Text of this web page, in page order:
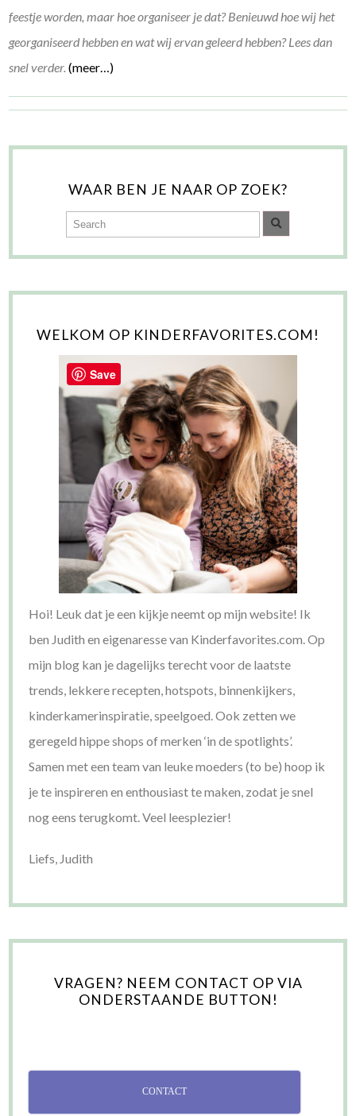
feestje worden, maar hoe organiseer je dat? Benieuwd hoe wij het
georganiseerd hebben en wat wij ervan geleerd hebben? Lees dan
snel verder. (meer…)
WAAR BEN JE NAAR OP ZOEK?
WELKOM OP KINDERFAVORITES.COM!
Hoi! Leuk dat je een kijkje neemt op mijn website! Ik
ben Judith en eigenaresse van Kinderfavorites.com. Op
mijn blog kan je dagelijks terecht voor de laatste
trends, lekkere recepten, hotspots, binnenkijkers,
kinderkamerinspiratie, speelgoed. Ook zetten we
geregeld hippe shops of merken ‘in de spotlights’.
Samen met een team van leuke moeders (to be) hoop ik
je te inspireren en enthousiast te maken, zodat je snel
nog eens terugkomt. Veel leesplezier!
Liefs, Judith
VRAGEN? NEEM CONTACT OP VIA
ONDERSTAANDE BUTTON!
CONTACT
Save